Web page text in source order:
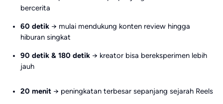
bercerita
60 detik→ mulai mendukung konten review hingga
hiburan singkat
90 detik & 180 detik→ kreator bisa bereksperimen lebih
jauh
20 menit→ peningkatan terbesar sepanjang sejarah Reels